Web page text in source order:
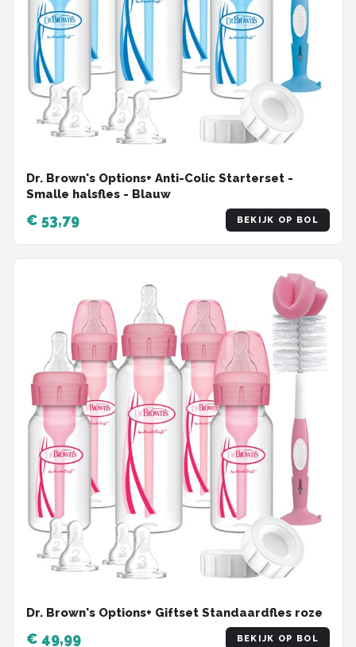
Dr. Brown's Options+ Anti-Colic Starterset -
Smalle halsfles - Blauw
€ 53,79 BEKIJK OP BOL
Dr. Brown's Options+ Giftset Standaardfles roze
€ 49,99 BEKIJK OP BOL